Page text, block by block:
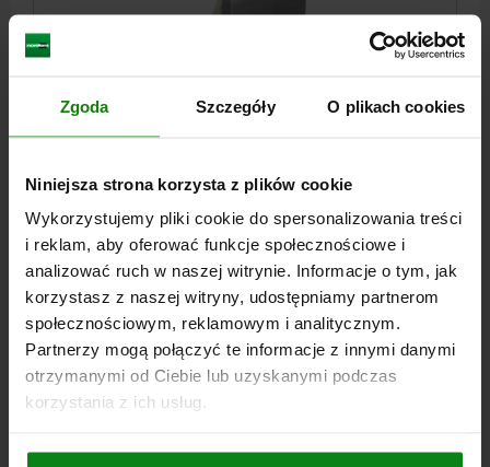
Zgoda Szczegóły O plikach cookies
Niniejsza strona korzysta z plików cookie
Wykorzystujemy pliki cookie do spersonalizowania treści
i reklam, aby oferować funkcje społecznościowe i
analizować ruch w naszej witrynie. Informacje o tym, jak
korzystasz z naszej witryny, udostępniamy partnerom
społecznościowym, reklamowym i analitycznym.
Partnerzy mogą połączyć te informacje z innymi danymi
otrzymanymi od Ciebie lub uzyskanymi podczas
korzystania z ich usług.
DŁUGOŚĆ=630 SZEROKOŚĆ=435 WYSOKOŚĆ=630
L2=500
B2=100 B3=250 H1=40 L8=50
Nr zamówienia: 01251-100634363
14 259,08 PLN
plus VAT
plus koszty wysyłki
SZCZEGÓŁY